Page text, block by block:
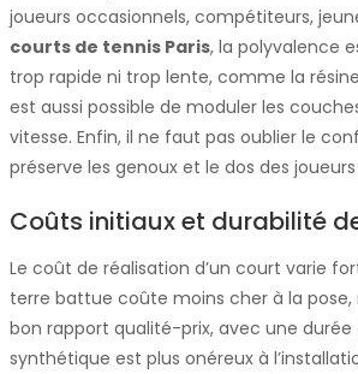
joueurs occasionnels, compétiteurs,
courts de tennis Paris, la polyvalence
trop rapide ni trop lente, comme la
est aussi possible de moduler les
vitesse. Enfin, il ne faut pas oublier le
préserve les genoux et le dos des
Coûts initiaux et durabilité
Le coût de réalisation d’un court varie
terre battue coûte moins cher à la
bon rapport qualité-prix, avec une durée
synthétique est plus onéreux à